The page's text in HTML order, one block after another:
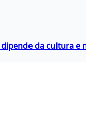
da cultura e